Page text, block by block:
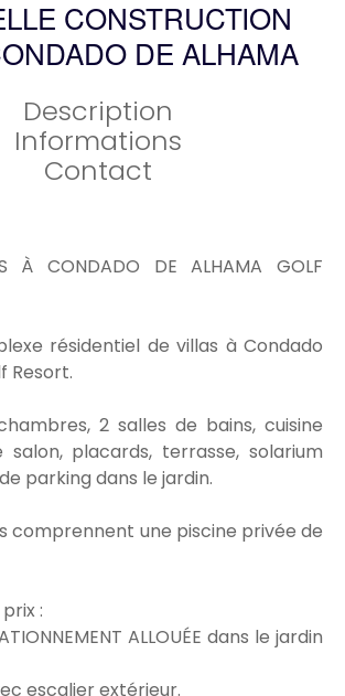
CONSTRUCTION
DE ALHAMA
Description
Informations
Contact
À CONDADO DE ALHAMA GOLF
résidentiel de villas à Condado
Resort.
2 salles de bains, cuisine
placards, terrasse, solarium
parking dans le jardin.
comprennent une piscine privée de
:
ALLOUÉE dans le jardin
escalier extérieur.